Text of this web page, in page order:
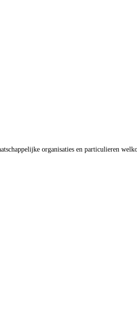
organisaties en particulieren